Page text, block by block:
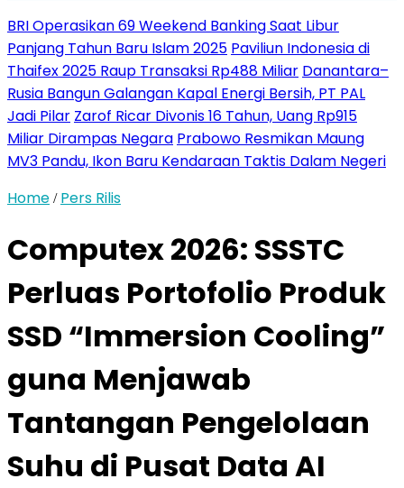
BRI Operasikan 69 Weekend Banking Saat Libur
Panjang Tahun Baru Islam 2025 Paviliun Indonesia di
Thaifex 2025 Raup Transaksi Rp488 Miliar Danantara–
Rusia Bangun Galangan Kapal Energi Bersih, PT PAL
Jadi Pilar Zarof Ricar Divonis 16 Tahun, Uang Rp915
Miliar Dirampas Negara Prabowo Resmikan Maung
MV3 Pandu, Ikon Baru Kendaraan Taktis Dalam Negeri
Home / Pers Rilis
Computex 2026: SSSTC
Perluas Portofolio Produk
SSD “Immersion Cooling”
guna Menjawab
Tantangan Pengelolaan
Suhu di Pusat Data AI